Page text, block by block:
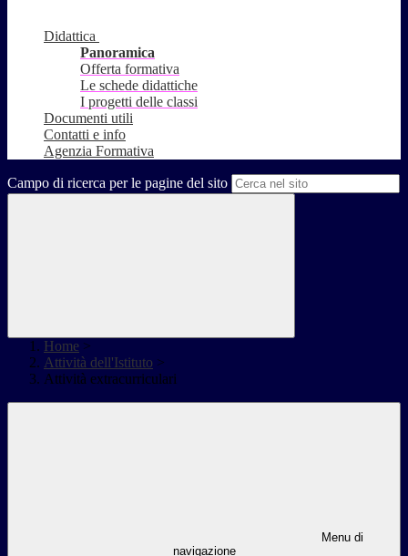
Didattica
Panoramica
Offerta formativa
Le schede didattiche
I progetti delle classi
Documenti utili
Contatti e info
Agenzia Formativa
Campo di ricerca per le pagine del sito
Home >
Attività dell'Istituto >
Attività extracurriculari
Menu di
navigazione